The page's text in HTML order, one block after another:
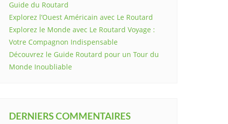
Guide du Routard
Explorez l’Ouest Américain avec Le Routard
Explorez le Monde avec Le Routard Voyage :
Votre Compagnon Indispensable
Découvrez le Guide Routard pour un Tour du
Monde Inoubliable
DERNIERS COMMENTAIRES